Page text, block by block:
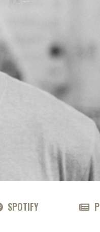
SPOTIFY